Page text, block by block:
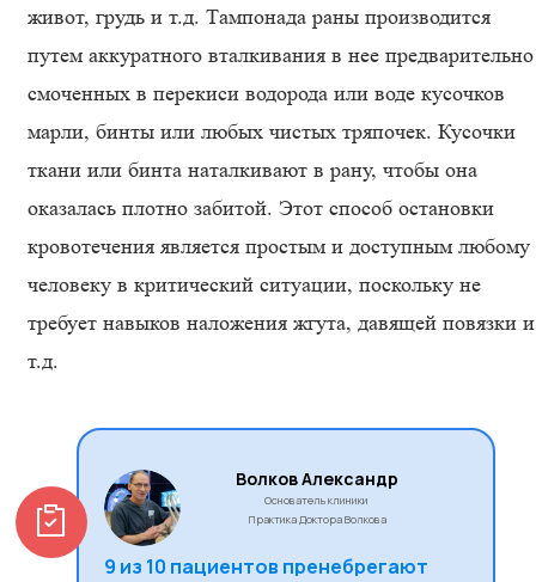
живот, грудь и т.д. Тампонада раны производится
путем аккуратного вталкивания в нее предварительно
смоченных в перекиси водорода или воде кусочков
марли, бинты или любых чистых тряпочек. Кусочки
ткани или бинта наталкивают в рану, чтобы она
оказалась плотно забитой. Этот способ остановки
кровотечения является простым и доступным любому
человеку в критический ситуации, поскольку не
требует навыков наложения жгута, давящей повязки и
т.д.
Волков Александр
Основатель клиники
Практика Доктора Волкова
9 из 10 пациентов пренебрегают